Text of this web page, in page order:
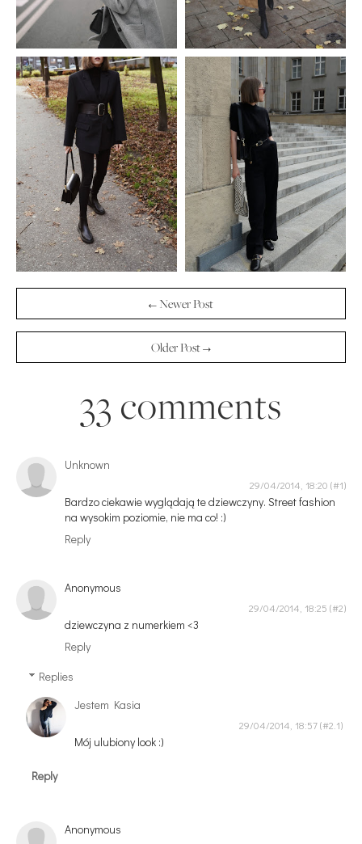
← Newer Post
Older Post →
33 comments
Unknown
29/04/2014, 18:20
Bardzo ciekawie wyglądają te dziewczyny. Street fashion
na wysokim poziomie, nie ma co! :)
Reply
Anonymous
29/04/2014, 18:25
dziewczyna z numerkiem <3
Reply
Replies
Jestem Kasia
29/04/2014, 18:57
Mój ulubiony look :)
Reply
Anonymous